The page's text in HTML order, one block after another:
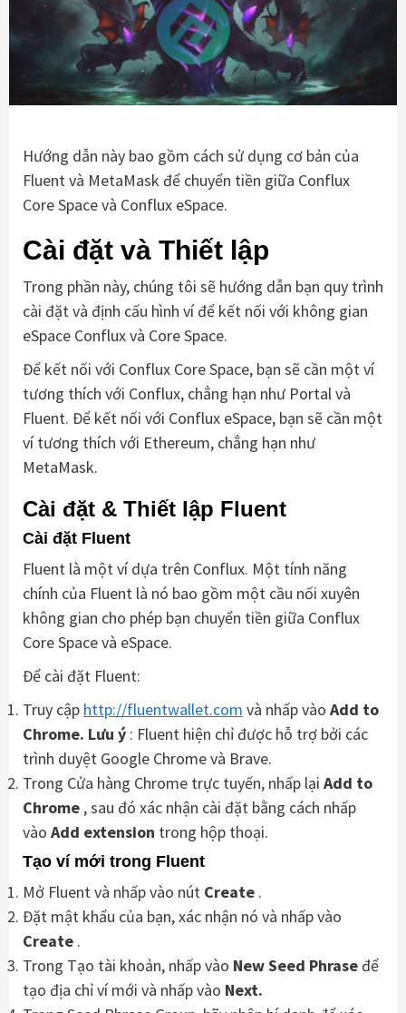
Hướng dẫn này bao gồm cách sử dụng cơ bản của
Fluent và MetaMask để chuyển tiền giữa Conflux
Core Space và Conflux eSpace.
Cài đặt và Thiết lập
Trong phần này, chúng tôi sẽ hướng dẫn bạn quy trình
cài đặt và định cấu hình ví để kết nối với không gian
eSpace Conflux và Core Space.
Để kết nối với Conflux Core Space, bạn sẽ cần một ví
tương thích với Conflux, chẳng hạn như Portal và
Fluent. Để kết nối với Conflux eSpace, bạn sẽ cần một
ví tương thích với Ethereum, chẳng hạn như
MetaMask.
Cài đặt & Thiết lập Fluent
Cài đặt Fluent
Fluent là một ví dựa trên Conflux. Một tính năng
chính của Fluent là nó bao gồm một cầu nối xuyên
không gian cho phép bạn chuyển tiền giữa Conflux
Core Space và eSpace.
Để cài đặt Fluent:
Truy cập http://fluentwallet.com và nhấp vào Add to
Chrome. Lưu ý : Fluent hiện chỉ được hỗ trợ bởi các
trình duyệt Google Chrome và Brave.
Trong Cửa hàng Chrome trực tuyến, nhấp lại Add to
Chrome , sau đó xác nhận cài đặt bằng cách nhấp
vào Add extension trong hộp thoại.
Tạo ví mới trong Fluent
Mở Fluent và nhấp vào nút Create .
Đặt mật khẩu của bạn, xác nhận nó và nhấp vào
Create .
Trong Tạo tài khoản, nhấp vào New Seed Phrase để
tạo địa chỉ ví mới và nhấp vào Next.